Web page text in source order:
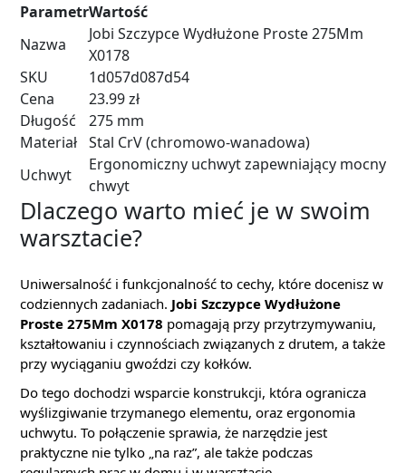
ParametrWartość
Nazwa
Jobi Szczypce Wydłużone Proste 275Mm
X0178
SKU
1d057d087d54
Cena
23.99 zł
Długość
275 mm
Materiał Stal CrV (chromowo-wanadowa)
Uchwyt
Ergonomiczny uchwyt zapewniający mocny
chwyt
Dlaczego warto mieć je w swoim
warsztacie?
Uniwersalność i funkcjonalność to cechy, które docenisz w
codziennych zadaniach. Jobi Szczypce Wydłużone
Proste 275Mm X0178 pomagają przy przytrzymywaniu,
kształtowaniu i czynnościach związanych z drutem, a także
przy wyciąganiu gwoździ czy kołków.
Do tego dochodzi wsparcie konstrukcji, która ogranicza
wyślizgiwanie trzymanego elementu, oraz ergonomia
uchwytu. To połączenie sprawia, że narzędzie jest
praktyczne nie tylko „na raz”, ale także podczas